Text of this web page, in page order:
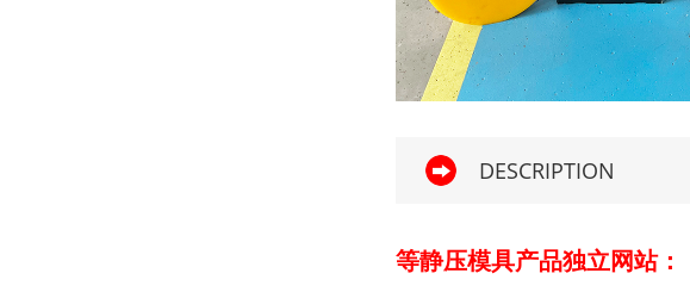
DESCRIPTION
等静压模具产品独立网站：